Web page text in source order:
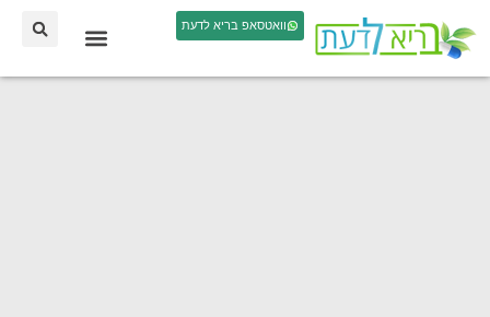
וואטסאפ בריא לדעת